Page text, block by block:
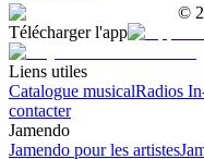
©
Télécharger l'app
Liens utiles
Catalogue musicalRadios
contacter
Jamendo
Jamendo pour les artistes